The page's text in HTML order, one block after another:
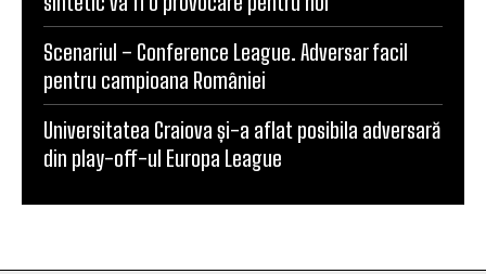
Filipe Coelho, despre duelul cu KuPS: „Terenul
sintetic va fi o provocare pentru noi”
Scenariul – Conference League. Adversar facil
pentru campioana României
Universitatea Craiova și-a aflat posibila adversară
din play-off-ul Europa League